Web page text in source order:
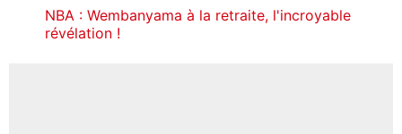
NBA : Wembanyama à la retraite, l'incroyable
révélation !